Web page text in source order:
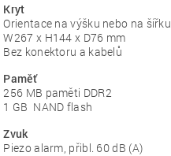
Kryt
Orientace na výšku nebo na šířku
W267 x H144 x D76 mm
Bez konektoru a kabelů
Paměť
256 MB paměti DDR2
1 GB NAND flash
Zvuk
Piezo alarm, přibl. 60 dB (A)